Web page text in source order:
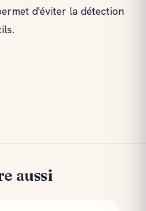
d'éviter la détection
aussi